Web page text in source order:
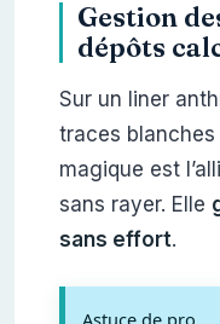
Gestion
dépôts
Sur un liner
traces blanches
magique est
sans rayer. Elle
sans effort.
Astuce de pro